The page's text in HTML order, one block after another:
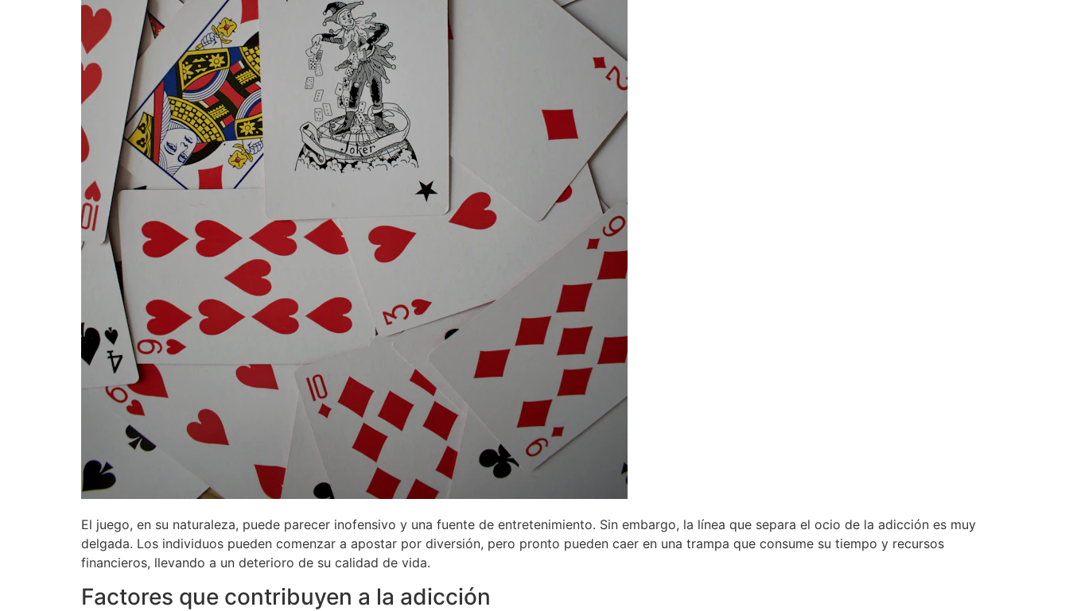
El juego, en su naturaleza, puede parecer inofensivo y una fuente de entretenimiento. Sin embargo, la línea que separa el ocio de la adicción es muy
delgada. Los individuos pueden comenzar a apostar por diversión, pero pronto pueden caer en una trampa que consume su tiempo y recursos
financieros, llevando a un deterioro de su calidad de vida.
Factores que contribuyen a la adicción